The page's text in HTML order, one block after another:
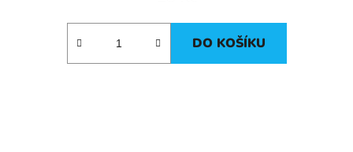
DO KOŠÍKU